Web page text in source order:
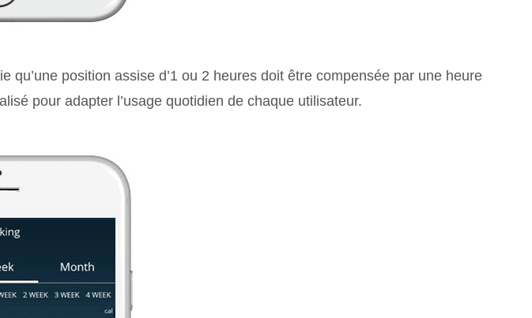
position assise d’1 ou 2 heures doit être compensée par une heure
pour adapter l’usage quotidien de chaque utilisateur.